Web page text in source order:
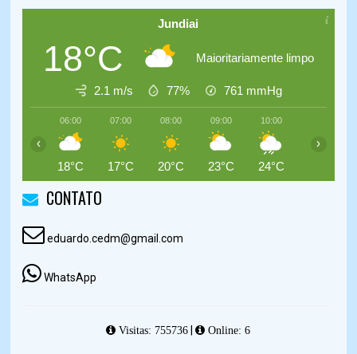
Jundiai
18°C Maioritariamente limpo
2.1 m/s 77% 761 mmHg
06:00
18°C
07:00
17°C
08:00
20°C
09:00
23°C
10:00
24°C
‹ ›
CONTATO
eduardo.cedm@gmail.com
WhatsApp
Visitas: 755736 | Online: 6